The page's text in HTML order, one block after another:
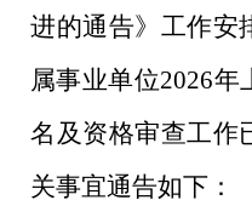
进的通告》工作安
属事业单位2026年
名及资格审查工作
关事宜通告如下：